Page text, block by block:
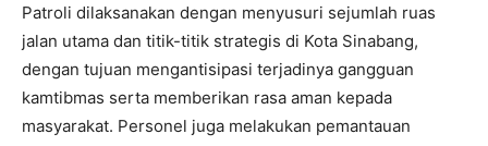
Patroli dilaksanakan dengan menyusuri sejumlah ruas
jalan utama dan titik-titik strategis di Kota Sinabang,
dengan tujuan mengantisipasi terjadinya gangguan
kamtibmas serta memberikan rasa aman kepada
masyarakat. Personel juga melakukan pemantauan